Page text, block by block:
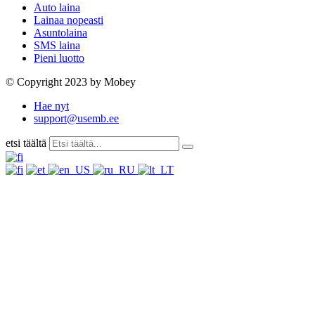
Auto laina
Lainaa nopeasti
Asuntolaina
SMS laina
Pieni luotto
© Copyright 2023 by Mobey
Hae nyt
support@usemb.ee
etsi täältä